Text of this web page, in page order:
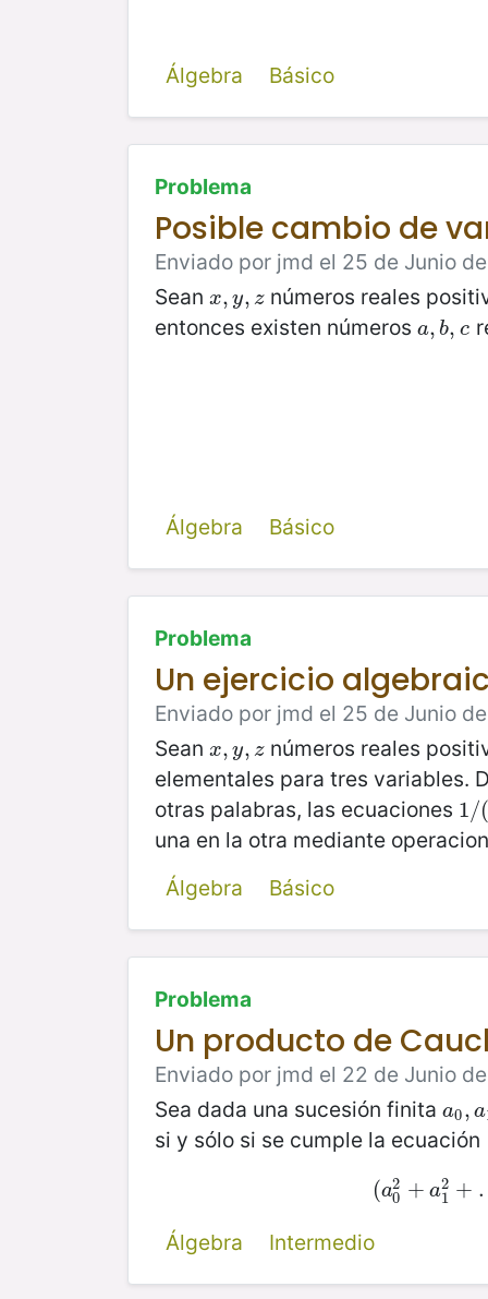
Álgebra Básico
Problema
Posible cambio de
Enviado por jmd el 25 de Junio
Sean x, y, z
x,y,z números reales
entonces existen números a, b, c
a,b,c
Álgebra Básico
Problema
Un ejercicio
Enviado por jmd el 25 de Junio
Sean x, y, z
x,y,z números reales
elementales para tres variables.
otras palabras, las ecuaciones 1/(
1/(
una en la otra mediante
Álgebra
Básico
Problema
Un producto de
Enviado por jmd el 22 de Junio
Sea dada una sucesión finita a0, a
a0,a
si y sólo si se cumple la ecuación
(a2
0 + a2
1 +
(a02 +a 1
Álgebra
Intermedio